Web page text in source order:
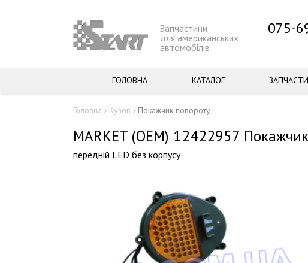
Запчастини
для американських
автомобілів
075-
ГОЛОВНА КАТАЛОГ
Головна > Кузов > Покажчик повороту
MARKET (OEM) 12422957
передній LED без корпусу